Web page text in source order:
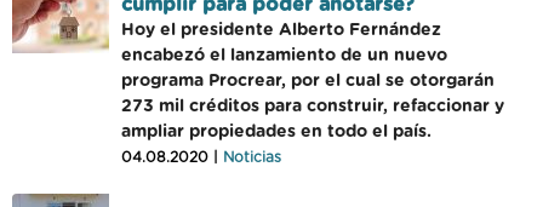
cumplir para poder anotarse?
Hoy el presidente Alberto Fernández
encabezó el lanzamiento de un nuevo
programa Procrear, por el cual se otorgarán
273 mil créditos para construir, refaccionar y
ampliar propiedades en todo el país.
04.08.2020 | Noticias